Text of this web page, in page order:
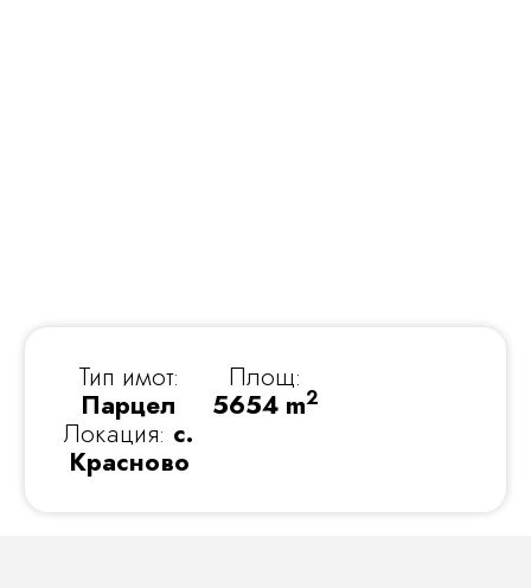
Тип имот:
Парцел
Локация: с.
Красново
Площ:
5654 m2